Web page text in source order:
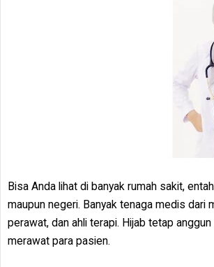
Bisa Anda lihat di banyak rumah sakit,
maupun negeri. Banyak tenaga medis dari
perawat, dan ahli terapi. Hijab tetap
merawat para pasien.